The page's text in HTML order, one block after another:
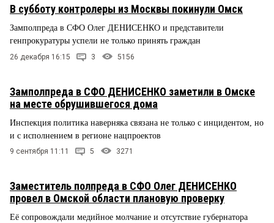
В субботу контролеры из Москвы покинули Омск
Замполпреда в СФО Олег ДЕНИСЕНКО и представители
генпрокуратуры успели не только принять граждан
26 декабря 16:15 3 5156
Замполпреда в СФО ДЕНИСЕНКО заметили в Омске
на месте обрушившегося дома
Инспекция политика наверняка связана не только с инцидентом, но
и с исполнением в регионе нацпроектов
9 сентября 11:11 5 3271
Заместитель полпреда в СФО Олег ДЕНИСЕНКО
провел в Омской области плановую проверку
Её сопровождали медийное молчание и отсутствие губернатора